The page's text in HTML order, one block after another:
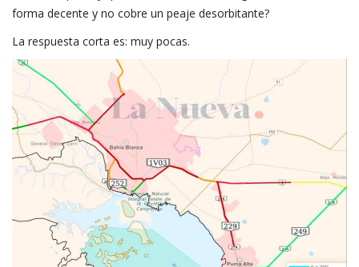
forma decente y no cobre un peaje desorbitante?
La respuesta corta es: muy pocas.